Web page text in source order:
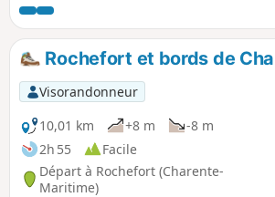
que lui procurent les vallées de la
Charente et de la Soloire, l'homme a
depuis longtemps élevé des édifices
symboliques : dolmens, églises,
abbayes, châteaux et logis, toutes ces
constructions étant d'une facture
particulièrement soignée.
Rochefort et bords de
Visorandonneur
10,01 km
+8 m
-8 m
2h 55
Facile
Départ à Rochefort (Charente-
Maritime)